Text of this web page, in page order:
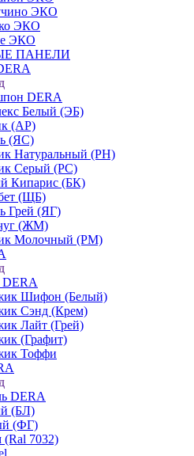
ЭКО
ЭКО
ЭКО
ПАНЕЛИ
DERA
Белый (ЭБ)
(АР)
(ЯС)
Натуральный (РН)
Серый (РС)
Кипарис (БК)
(ЩБ)
Грей (ЯГ)
(ЖМ)
Молочный (РМ)
Шифон (Белый)
Сэнд (Крем)
Лайт (Грей)
(Графит)
Тоффи
DERA
(БЛ)
(ФГ)
(Ral 7032)